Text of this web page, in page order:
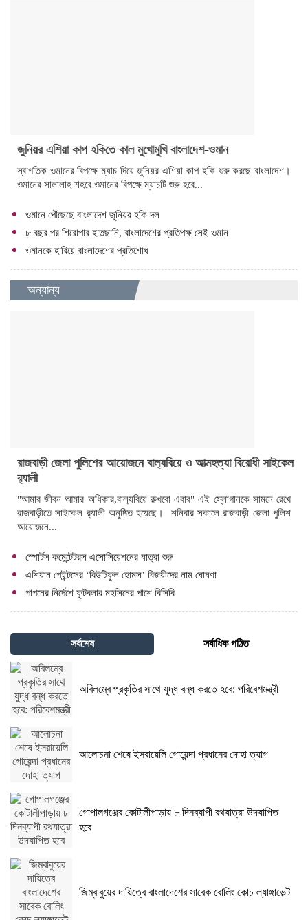
জুনিয়র এশিয়া কাপ হকিতে কাল মুখোমুখি বাংলাদেশ-ওমান
স্বাগতিক ওমানের বিপক্ষে ম্যাচ দিয়ে জুনিয়র এশিয়া কাপ হকি শুরু করছে বাংলাদেশ।
ওমানের সালালাহ শহরে ওমানের বিপক্ষে ম্যাচটি শুরু হবে...
ওমানে পৌঁছেছে বাংলাদেশ জুনিয়র হকি দল
৮ বছর পর শিরোপার হাতছানি, বাংলাদেশের প্রতিপক্ষ সেই ওমান
ওমানকে হারিয়ে বাংলাদেশের প্রতিশোধ
অন্যান্য
রাজবাড়ী জেলা পুলিশের আয়োজনে বাল‍্যবিয়ে ও আত্মহত্যা বিরোধী সাইকেল
র‍্যালী
"আমার জীবন আমার অধিকার,বাল‍্যবিয়ে রুখবো এবার" এই স্লোগানকে সামনে রেখে
রাজবাড়ীতে সাইকেল র‍্যালী অনুষ্ঠিত হয়েছে। শনিবার সকালে রাজবাড়ী জেলা পুলিশ
আয়োজনে...
স্পোর্টস কমেন্টেটরস এসোসিয়েশনের যাত্রা শুরু
এশিয়ান পেইন্টসের ‘বিউটিফুল হোমস’ বিজয়ীদের নাম ঘোষণা
পাপনের নির্দেশে ফুটবলার মহসিনের পাশে বিসিবি
সর্বশেষ সর্বাধিক পঠিত
অবিলম্বে প্রকৃতির সাথে যুদ্ধ বন্ধ করতে হবে: পরিবেশমন্ত্রী
আলোচনা শেষে ইসরায়েলি গোয়েন্দা প্রধানের দোহা ত্যাগ
গোপালগঞ্জের কোটালীপাড়ায় ৮ দিনব্যাপী রথযাত্রা উদযাপিত
হবে
জিম্বাবুয়ের দায়িত্বে বাংলাদেশের সাবেক বোলিং কোচ ল্যাঙ্গাভেল্ট